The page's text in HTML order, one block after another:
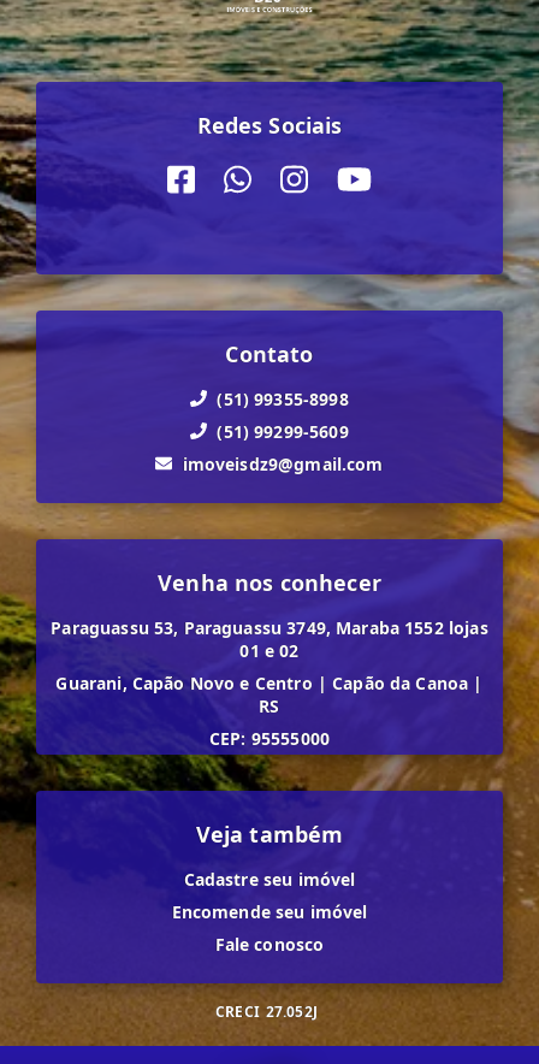
Redes Sociais
Contato
(51) 99355-8998
(51) 99299-5609
imoveisdz9@gmail.com
Venha nos conhecer
Paraguassu 53, Paraguassu 3749, Maraba 1552 lojas
01 e 02
Guarani, Capão Novo e Centro | Capão da Canoa |
RS
CEP: 95555000
Veja também
Cadastre seu imóvel
Encomende seu imóvel
Fale conosco
CRECI 27.052J